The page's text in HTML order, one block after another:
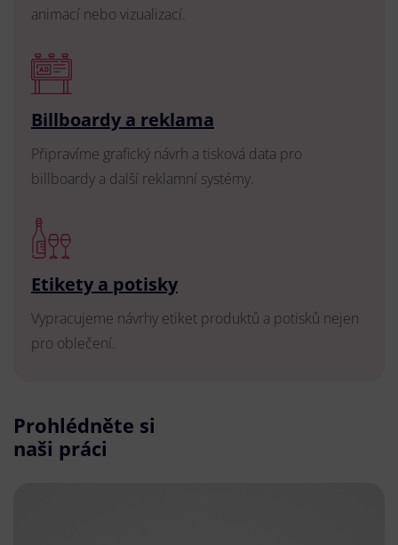
animací nebo vizualizací.
Billboardy a reklama
Připravíme grafický návrh a tisková data pro
billboardy a další reklamní systémy.
Etikety a potisky
Vypracujeme návrhy etiket produktů a potisků nejen
pro oblečení.
Prohlédněte si
naši práci